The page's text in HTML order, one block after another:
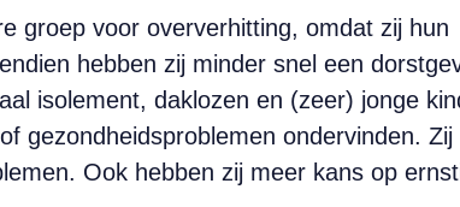
groep voor oververhitting, omdat zij hun
hebben zij minder snel een
isolement, daklozen en (zeer) jonge
gezondheidsproblemen ondervinden. Zij
Ook hebben zij meer kans op